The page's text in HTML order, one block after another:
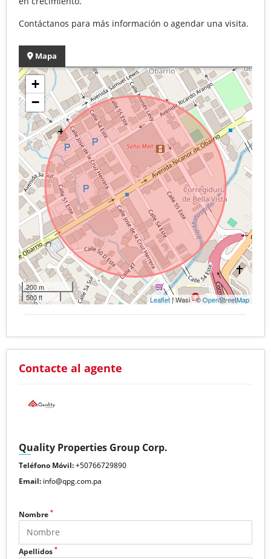
Contáctanos para más información o agendar una visita.
Mapa
+
−
200 m
500 ft
Leaflet| Wasi - ©OpenStreetMap
Contacte al agente
Quality Properties Group Corp.
Teléfono Móvil:+50766729890
Email: info@qpg.com.pa
Nombre *
Apellidos *